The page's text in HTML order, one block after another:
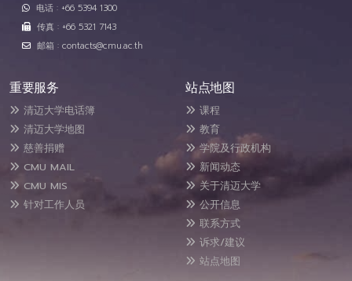
电话 : +66 5394 1300
传真 : +66 5321 7143
邮箱 : contacts@cmu.ac.th
重要服务
清迈大学电话簿
清迈大学地图
慈善捐赠
CMU MAIL
CMU MIS
针对工作人员
站点地图
课程
教育
学院及行政机构
新闻动态
关于清迈大学
公开信息
联系方式
诉求/建议
站点地图